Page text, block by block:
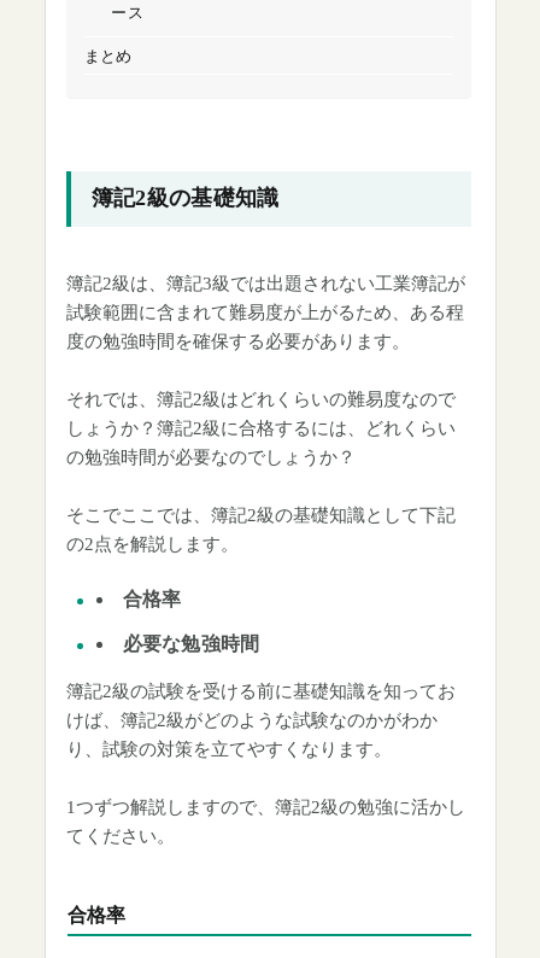
ース
まとめ
簿記2級の基礎知識
簿記2級は、簿記3級では出題されない工業簿記が
試験範囲に含まれて難易度が上がるため、ある程
度の勉強時間を確保する必要があります。
それでは、簿記2級はどれくらいの難易度なので
しょうか？簿記2級に合格するには、どれくらい
の勉強時間が必要なのでしょうか？
そこでここでは、簿記2級の基礎知識として下記
の2点を解説します。
合格率
必要な勉強時間
簿記2級の試験を受ける前に基礎知識を知ってお
けば、簿記2級がどのような試験なのかがわか
り、試験の対策を立てやすくなります。
1つずつ解説しますので、簿記2級の勉強に活かし
てください。
合格率